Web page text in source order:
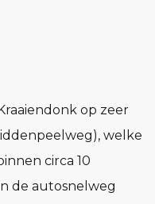
op zeer
welke
circa 10
de autosnelweg